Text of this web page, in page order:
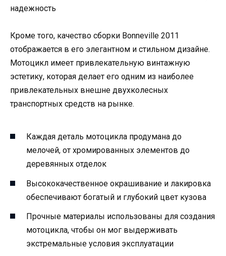
надежность
Кроме того, качество сборки Bonneville 2011
отображается в его элегантном и стильном дизайне.
Мотоцикл имеет привлекательную винтажную
эстетику, которая делает его одним из наиболее
привлекательных внешне двухколесных
транспортных средств на рынке.
Каждая деталь мотоцикла продумана до
мелочей, от хромированных элементов до
деревянных отделок
Высококачественное окрашивание и лакировка
обеспечивают богатый и глубокий цвет кузова
Прочные материалы использованы для создания
мотоцикла, чтобы он мог выдерживать
экстремальные условия эксплуатации